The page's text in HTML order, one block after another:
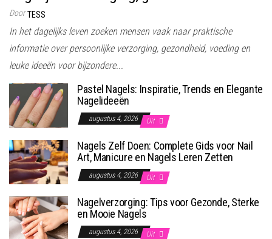
Door TESS
In het dagelijks leven zoeken mensen vaak naar praktische
informatie over persoonlijke verzorging, gezondheid, voeding en
leuke ideeën voor bijzondere...
Pastel Nagels: Inspiratie, Trends en Elegante
Nagelideeën
augustus 4, 2026 Uit
Nagels Zelf Doen: Complete Gids voor Nail
Art, Manicure en Nagels Leren Zetten
augustus 4, 2026 Uit
Nagelverzorging: Tips voor Gezonde, Sterke
en Mooie Nagels
augustus 4, 2026 Uit